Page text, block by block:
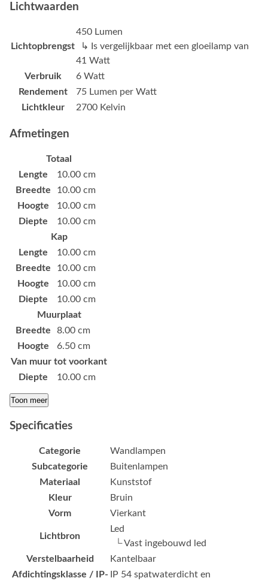
Lichtwaarden
Lichtopbrengst
450 Lumen
↳ Is vergelijkbaar met een gloeilamp van
41 Watt
Verbruik
6 Watt
Rendement
75 Lumen per Watt
Lichtkleur
2700 Kelvin
Afmetingen
Totaal
Lengte
10.00 cm
Breedte
10.00 cm
Hoogte
10.00 cm
Diepte
10.00 cm
Kap
Lengte
10.00 cm
Breedte
10.00 cm
Hoogte
10.00 cm
Diepte
10.00 cm
Muurplaat
Breedte
8.00 cm
Hoogte
6.50 cm
Van muur tot voorkant
Diepte
10.00 cm
Toon meer
Specificaties
Categorie
Wandlampen
Subcategorie
Buitenlampen
Materiaal
Kunststof
Kleur
Bruin
Vorm
Vierkant
Lichtbron
Led
└ Vast ingebouwd led
Verstelbaarheid
Kantelbaar
Afdichtingsklasse / IP-
IP 54 spatwaterdicht en